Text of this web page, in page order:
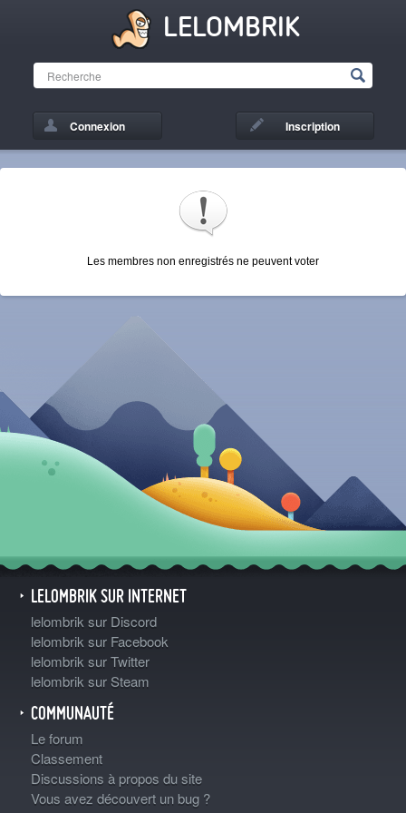
LELOMBRIK
Connexion Inscription
Les membres non enregistrés ne peuvent voter
LELOMBRIK SUR INTERNET
lelombrik sur Discord
lelombrik sur Facebook
lelombrik sur Twitter
lelombrik sur Steam
COMMUNAUTÉ
Le forum
Classement
Discussions à propos du site
Vous avez découvert un bug ?